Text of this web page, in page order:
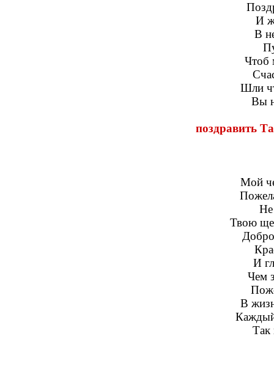
И
В
Чтоб
Шли
Вы
поздравить
Мой
Не
Твою
И
Чем
В
Так